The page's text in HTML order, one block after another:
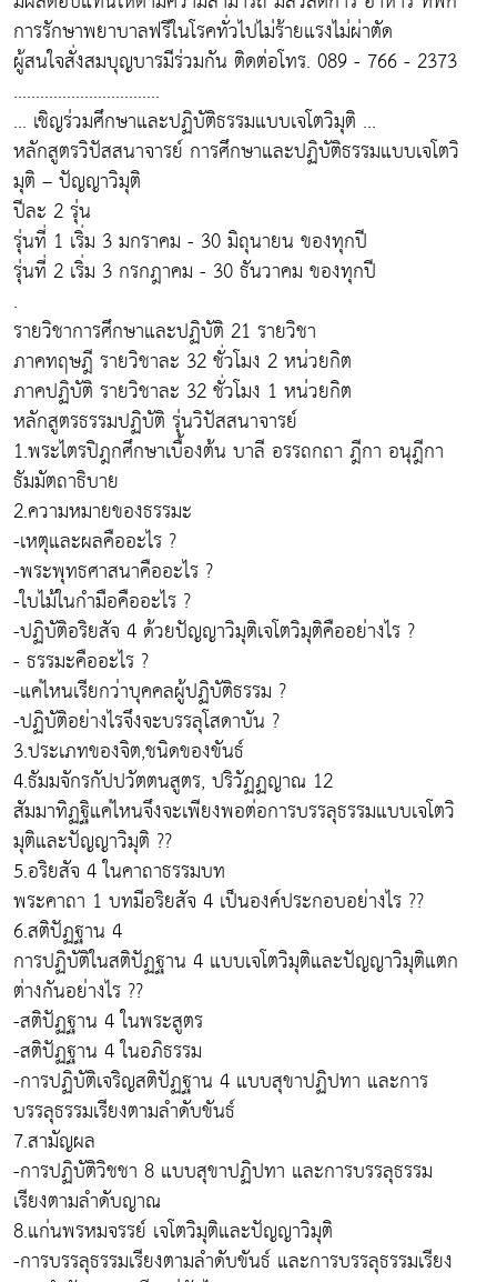
การรักษาพยาบาลฟรีในโรคทั่วไปไม่ร้ายแรงไม่ผ่าตัด
ผู้สนใจสั่งสมบุญบารมีร่วมกัน ติดต่อโทร. 089 - 766 - 2373
.................................
... เชิญร่วมศึกษาและปฏิบัติธรรมแบบเจโตวิมุติ ...
หลักสูตรวิปัสสนาจารย์ การศึกษาและปฏิบัติธรรมแบบเจโตวิ
มุติ – ปัญญาวิมุติ
ปีละ 2 รุ่น
รุ่นที่ 1 เริ่ม 3 มกราคม - 30 มิถุนายน ของทุกปี
รุ่นที่ 2 เริ่ม 3 กรกฎาคม - 30 ธันวาคม ของทุกปี
.
รายวิชาการศึกษาและปฏิบัติ 21 รายวิชา
ภาคทฤษฎี รายวิชาละ 32 ชั่วโมง 2 หน่วยกิต
ภาคปฏิบัติ รายวิชาละ 32 ชั่วโมง 1 หน่วยกิต
หลักสูตรธรรมปฏิบัติ รุ่นวิปัสสนาจารย์
1.พระไตรปิฎกศึกษาเบื้องต้น บาลี อรรถกถา ฎีกา อนุฎีกา
ธัมมัตถาธิบาย
2.ความหมายของธรรมะ
-เหตุและผลคืออะไร ?
-พระพุทธศาสนาคืออะไร ?
-ใบไม้ในกำมือคืออะไร ?
-ปฏิบัติอริยสัจ 4 ด้วยปัญญาวิมุติเจโตวิมุติคืออย่างไร ?
- ธรรมะคืออะไร ?
-แค่ไหนเรียกว่าบุคคลผู้ปฏิบัติธรรม ?
-ปฏิบัติอย่างไรจึงจะบรรลุโสดาบัน ?
3.ประเภทของจิต,ชนิดของขันธ์
4.ธัมมจักรกัปปวัตตนสูตร, ปริวัฏฏญาณ 12
สัมมาทิฏฐิแค่ไหนจึงจะเพียงพอต่อการบรรลุธรรมแบบเจโตวิ
มุติและปัญญาวิมุติ ??
5.อริยสัจ 4 ในคาถาธรรมบท
พระคาถา 1 บทมีอริยสัจ 4 เป็นองค์ประกอบอย่างไร ??
6.สติปัฏฐาน 4
การปฏิบัติในสติปัฏฐาน 4 แบบเจโตวิมุติและปัญญาวิมุติแตก
ต่างกันอย่างไร ??
-สติปัฏฐาน 4 ในพระสูตร
-สติปัฏฐาน 4 ในอภิธรรม
-การปฏิบัติเจริญสติปัฏฐาน 4 แบบสุขาปฏิปทา และการ
บรรลุธรรมเรียงตามลำดับขันธ์
7.สามัญผล
-การปฏิบัติวิชชา 8 แบบสุขาปฏิปทา และการบรรลุธรรม
เรียงตามลำดับญาณ
8.แก่นพรหมจรรย์ เจโตวิมุติและปัญญาวิมุติ
-การบรรลุธรรมเรียงตามลำดับขันธ์ และการบรรลุธรรมเรียง